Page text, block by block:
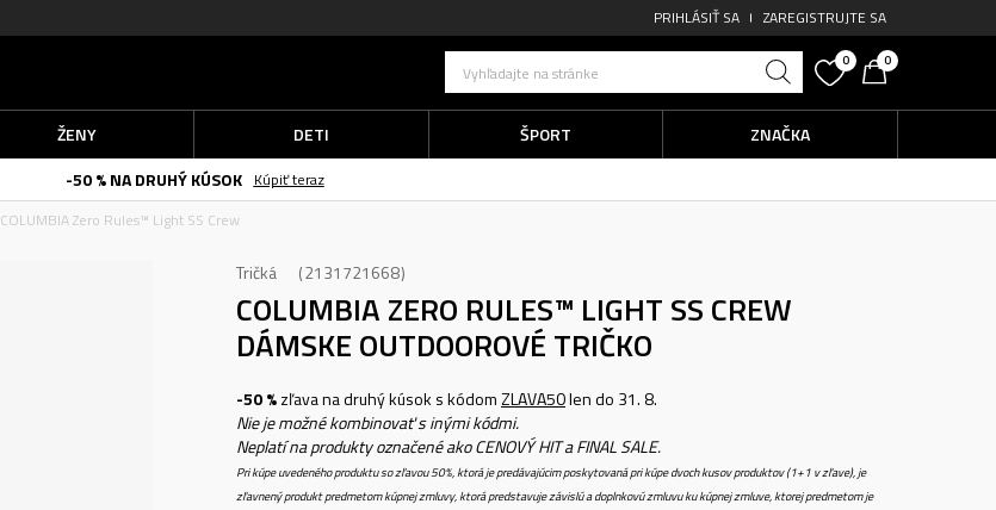
PRIHLÁSIŤ SA ZAREGISTRUJTE SA
Vyhľadajte na stránke
0 0
ŽENY DETI ŠPORT
ZNAČKA
-50 % NA DRUHÝ KÚSOK
Kúpiť teraz
COLUMBIA Zero Rules™ Light SS Crew
Tričká 2131721668
COLUMBIA ZERO RULES™ LIGHT SS CREW
DÁMSKE OUTDOOROVÉ TRIČKO
-50 %zľava na druhý kúsok s kódomZLAVA50len do 31. 8.
Nie je možné kombinovať s inými kódmi.
Neplatí na produkty označené ako CENOVÝ HIT a FINAL SALE.
Pri kúpe uvedeného produktu so zľavou 50%, ktorá je predávajúcim poskytovaná pri kúpe dvoch kusov produktov (1+1 v zľave), je
zľavnený produkt predmetom kúpnej zmluvy, ktorá predstavuje závislú a doplnkovú zmluvu ku kúpnej zmluve, ktorej predmetom je